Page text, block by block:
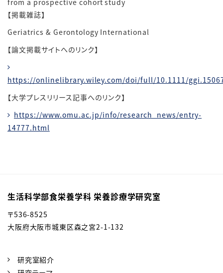
from a prospective cohort study
【掲載雑誌】
Geriatrics & Gerontology International
【論文掲載サイトへのリンク】
https://onlinelibrary.wiley.com/doi/full/10.1111/
【大学プレスリリース記事へのリンク】
https://www.omu.ac.jp/info/research_news/entry-
14777.html
生活科学部食栄養学科 栄養診療学研究室
〒536-8525
大阪府大阪市城東区森之宮2-1-132
研究室紹介